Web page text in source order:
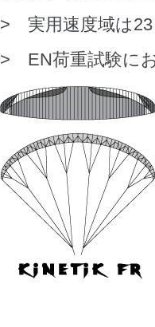
> 実用速度域は23
> EN荷重試験に